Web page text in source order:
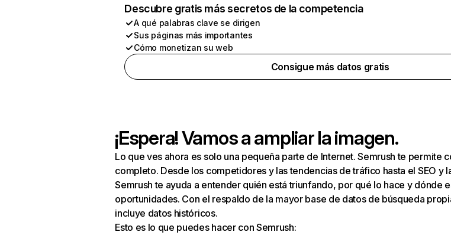
Descubre gratis más secretos de la competencia
A qué palabras clave se dirigen
Sus páginas más importantes
Cómo monetizan su web
Consigue más datos gratis
¡Espera! Vamos a ampliar la imagen.
Lo que ves ahora es solo una pequeña parte de Internet. Semrush te permite
completo. Desde los competidores y las tendencias de tráfico hasta el SEO y
Semrush te ayuda a entender quién está triunfando, por qué lo hace y dónde
oportunidades. Con el respaldo de la mayor base de datos de búsqueda
incluye datos históricos.
Esto es lo que puedes hacer con Semrush: